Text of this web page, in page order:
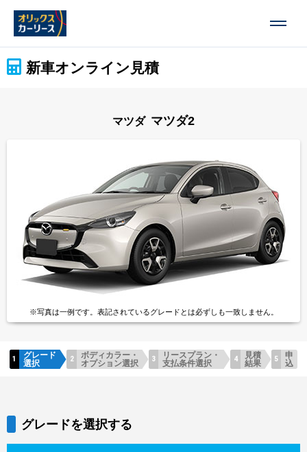
新車オンライン見積
マツダ マツダ2
※写真は一例です。 表記されているグレードとは必ずしも一致しません。
グレード
選択
ボディカラー・
オプション選択
リースプラン・
支払条件選択
見積
結果
申
込
グレードを選択する